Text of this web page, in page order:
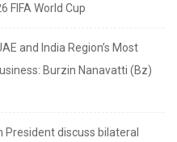
FIFA World Cup
and India Region’s Most
Burzin Nanavatti (Bz)
President discuss bilateral